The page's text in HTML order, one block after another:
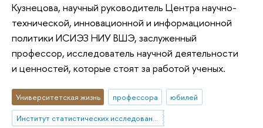
Кузнецова, научный руководитель Центра научно-
технической, инновационной и информационной
политики ИСИЭЗ НИУ ВШЭ, заслуженный
профессор, исследователь научной деятельности
и ценностей, которые стоят за работой ученых.
Университетская жизнь профессора
юбилей
Институт статистических исследований и экономики знаний